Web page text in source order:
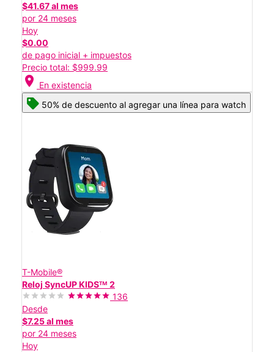
$41.67 al mes
por 24 meses
Hoy
$0.00
de pago inicial + impuestos
Precio total: $999.99
location_on En existencia
50% de descuento al agregar una línea para watch
T-Mobile®
Reloj SyncUP KIDSᵀᴹ 2
136
Desde
$7.25 al mes
por 24 meses
Hoy